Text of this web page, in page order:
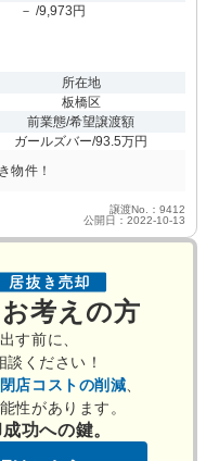
－ /9,973円
所在地
板橋区
前業態/希望譲渡額
ガールズバー/93.5万円
物件！
譲渡No.：9412
公開日：2022-10-13
考えの方
す前に、
ください！
閉店コストの削減
性があります。
功への鍵。